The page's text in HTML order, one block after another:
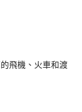
飛機、火車和渡